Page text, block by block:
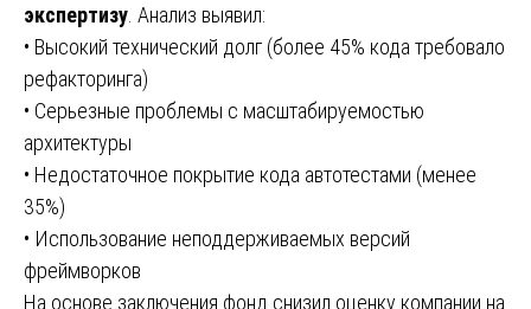
экспертизу . Анализ выявил:
• Высокий технический долг (более 45% кода требовало
рефакторинга)
• Серьезные проблемы с масштабируемостью
архитектуры
• Недостаточное покрытие кода автотестами (менее
35%)
• Использование неподдерживаемых версий
фреймворков
На основе заключения фонд снизил оценку компании на